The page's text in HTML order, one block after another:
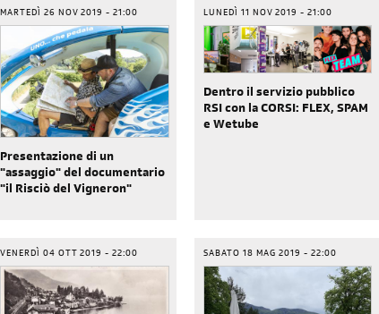
MARTEDÌ 26 NOV 2019 - 21:00
Presentazione di un
"assaggio" del documentario
"il Risciò del Vigneron"
LUNEDÌ 11 NOV 2019 - 21:00
Dentro il servizio pubblico
RSI con la CORSI: FLEX, SPAM
e Wetube
VENERDÌ 04 OTT 2019 - 22:00 SABATO 18 MAG 2019 - 22:00